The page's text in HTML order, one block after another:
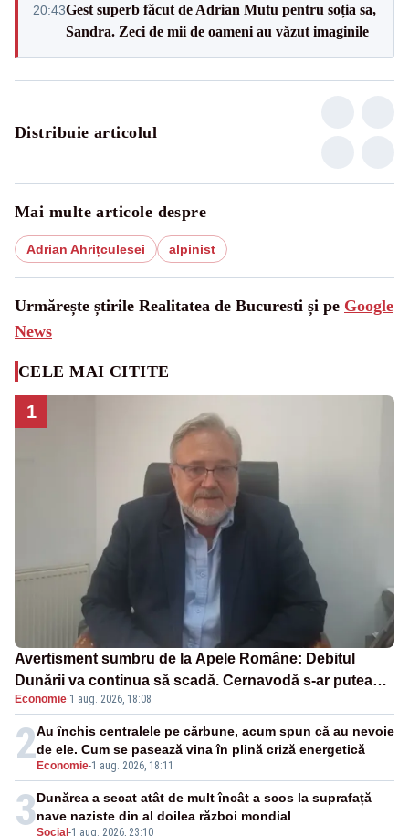
20:43Gest superb făcut de Adrian Mutu pentru soția sa,
Sandra. Zeci de mii de oameni au văzut imaginile
Distribuie articolul
Mai multe articole despre
Adrian Ahrițculesei alpinist
Urmărește știrile Realitatea de Bucuresti și pe Google
News
CELE MAI CITITE
1
Avertisment sumbru de la Apele Române: Debitul
Dunării va continua să scadă. Cernavodă s-ar putea
închide în 4 zile
Economie·1 aug. 2026, 18:08
2 Economie-1 aug. 2026, 18:11
Au închis centralele pe cărbune, acum spun că au nevoie
de ele. Cum se pasează vina în plină criză energetică
3Social -1 aug. 2026, 23:10
Dunărea a secat atât de mult încât a scos la suprafață
nave naziste din al doilea război mondial